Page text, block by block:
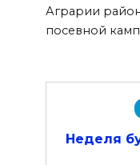
Аграрии
посевной
Неделя